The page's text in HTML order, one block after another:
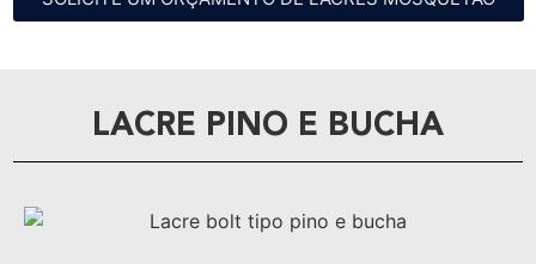
LACRE PINO E BUCHA